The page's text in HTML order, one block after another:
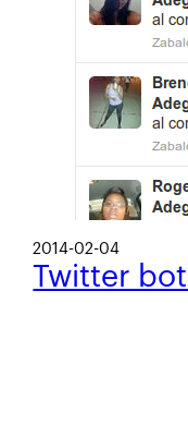
2014-02-04
Twitter